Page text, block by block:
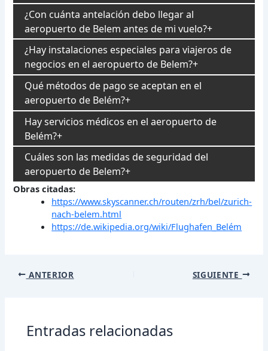
¿Con cuánta antelación debo llegar al
aeropuerto de Belem antes de mi vuelo?
¿Hay instalaciones especiales para viajeros de
negocios en el aeropuerto de Belem?
Qué métodos de pago se aceptan en el
aeropuerto de Belém?
Hay servicios médicos en el aeropuerto de
Belém?
Cuáles son las medidas de seguridad del
aeropuerto de Belem?
Obras citadas:
https://www.skyscanner.ch/routen/zrh/bel/zurich-
nach-belem.html
https://de.wikipedia.org/wiki/Flughafen_Belém
Navegación
ANTERIOR SIGUIENTE
Entradas relacionadas